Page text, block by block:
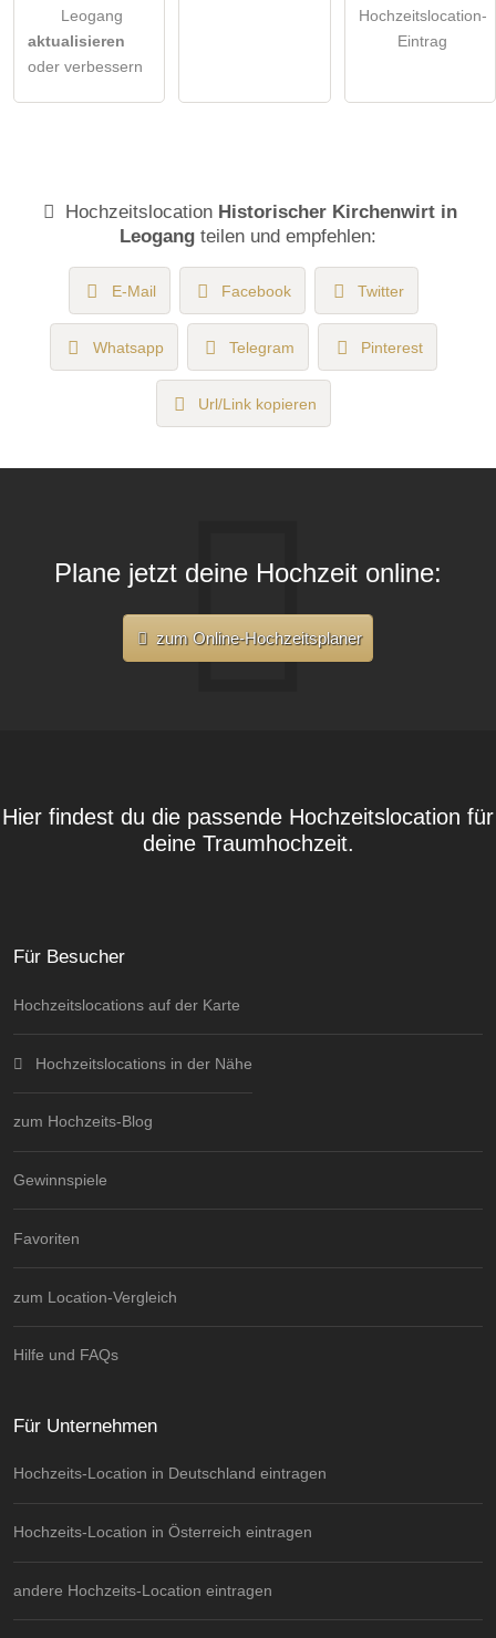
Leogang
aktualisieren
oder verbessern
Hochzeitslocation-
Eintrag
Hochzeitslocation Historischer Kirchenwirt in
Leogang teilen und empfehlen:
E-Mail Facebook Twitter
Whatsapp Telegram Pinterest
Url/Link kopieren
Plane jetzt deine Hochzeit online:
zum Online-Hochzeitsplaner
Hier findest du die passende Hochzeitslocation für
deine Traumhochzeit.
Für Besucher
Hochzeitslocations auf der Karte
Hochzeitslocations in der Nähe
zum Hochzeits-Blog
Gewinnspiele
Favoriten
zum Location-Vergleich
Hilfe und FAQs
Für Unternehmen
Hochzeits-Location in Deutschland eintragen
Hochzeits-Location in Österreich eintragen
andere Hochzeits-Location eintragen